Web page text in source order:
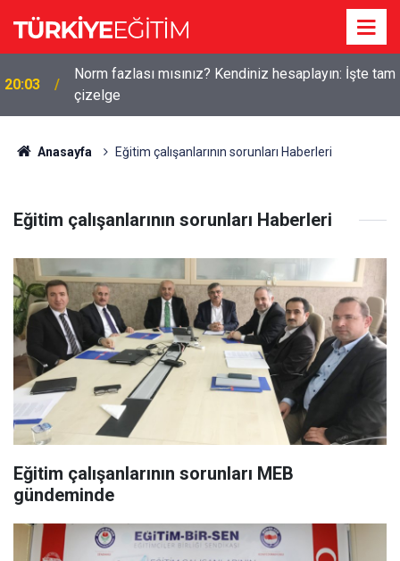
20:03
Norm fazlası mısınız? Kendiniz hesaplayın: İşte tam
çizelge
Anasayfa Eğitim çalışanlarının sorunları Haberleri
Eğitim çalışanlarının sorunları Haberleri
Eğitim çalışanlarının sorunları MEB
gündeminde